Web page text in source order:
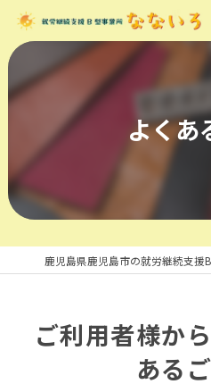
よくあ
ご利用者様か
ある